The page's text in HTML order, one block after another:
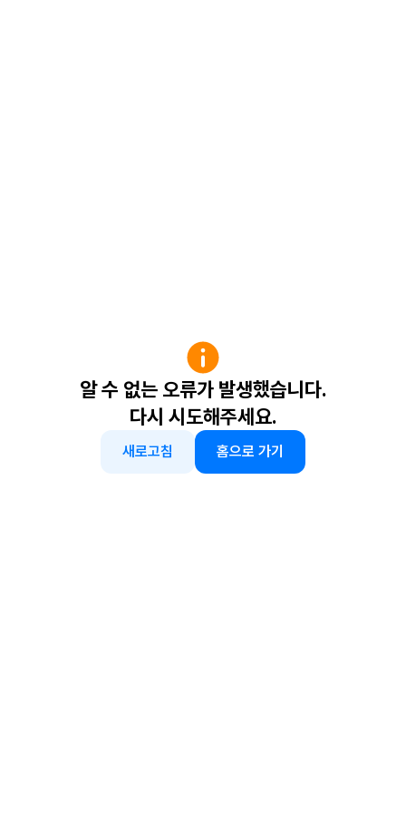
알 수 없는 오류가 발생했습니다.
다시 시도해주세요.
새로고침 홈으로 가기